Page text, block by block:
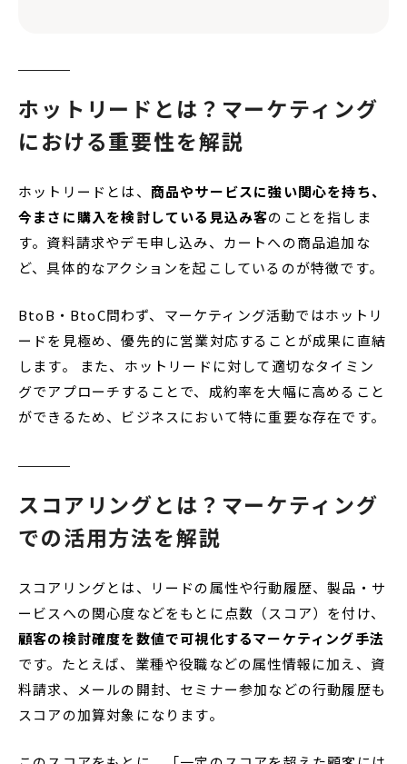
ホットリードとは？マーケティング
における重要性を解説
ホットリードとは、 商品やサービスに強い関心を持ち、
今まさに購入を検討している見込み客のことを指しま
す。資料請求やデモ申し込み、カートへの商品追加な
ど、具体的なアクションを起こしているのが特徴です。
BtoB・BtoC問わず、マーケティング活動ではホットリ
ードを見極め、優先的に営業対応することが成果に直結
します。 また、ホットリードに対して適切なタイミン
グでアプローチすることで、成約率を大幅に高めること
ができるため、ビジネスにおいて特に重要な存在です。
スコアリングとは？マーケティング
での活用方法を解説
スコアリングとは、リードの属性や行動履歴、製品・サ
ービスへの関心度などをもとに点数（スコア）を付け、
顧客の検討確度を数値で可視化するマーケティング手法
です。たとえば、業種や役職などの属性情報に加え、資
料請求、メールの開封、セミナー参加などの行動履歴も
スコアの加算対象になります。